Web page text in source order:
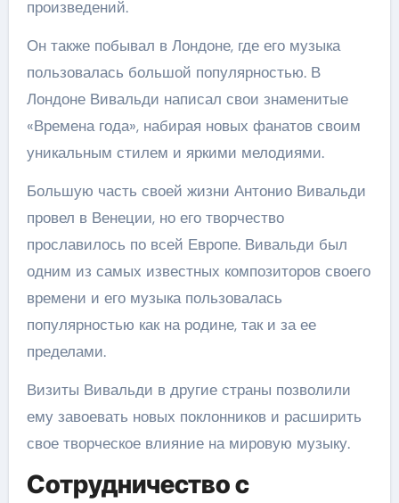
произведений.
Он также побывал в Лондоне, где его музыка
пользовалась большой популярностью. В
Лондоне Вивальди написал свои знаменитые
«Времена года», набирая новых фанатов своим
уникальным стилем и яркими мелодиями.
Большую часть своей жизни Антонио Вивальди
провел в Венеции, но его творчество
прославилось по всей Европе. Вивальди был
одним из самых известных композиторов своего
времени и его музыка пользовалась
популярностью как на родине, так и за ее
пределами.
Визиты Вивальди в другие страны позволили
ему завоевать новых поклонников и расширить
свое творческое влияние на мировую музыку.
Сотрудничество с